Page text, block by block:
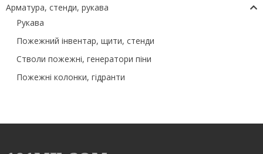
Арматура, стенди, рукава
Рукава
Пожежний інвентар, щити, стенди
Стволи пожежні, генератори піни
Пожежні колонки, гідранти